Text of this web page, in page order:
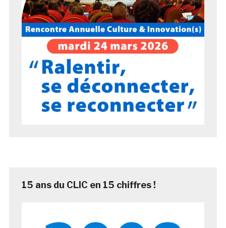
15 ans du CLIC en 15 chiffres !